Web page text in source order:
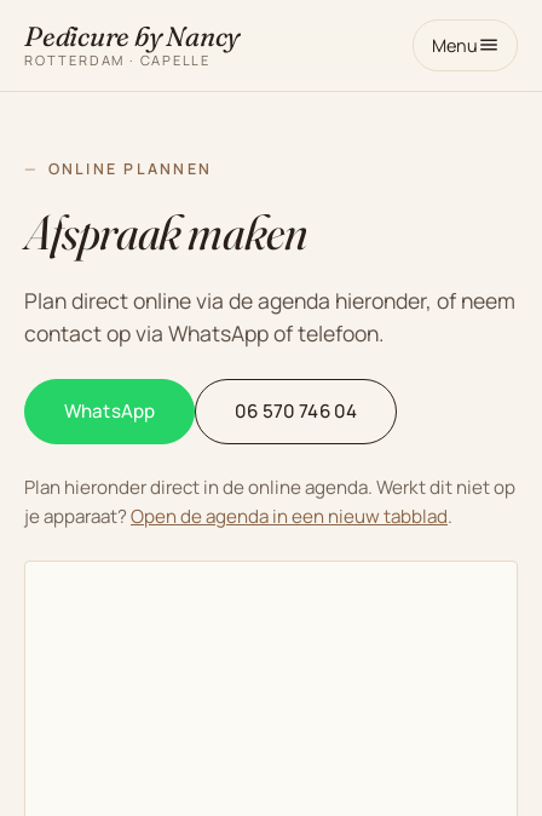
Pedicure by Nancy
ROTTERDAM · CAPELLE
Menu
ONLINE PLANNEN
Afspraak maken
Plan direct online via de agenda hieronder, of neem
contact op via WhatsApp of telefoon.
WhatsApp 06 570 746 04
Plan hieronder direct in de online agenda. Werkt dit niet op
je apparaat?Open de agenda in een nieuw tabblad.